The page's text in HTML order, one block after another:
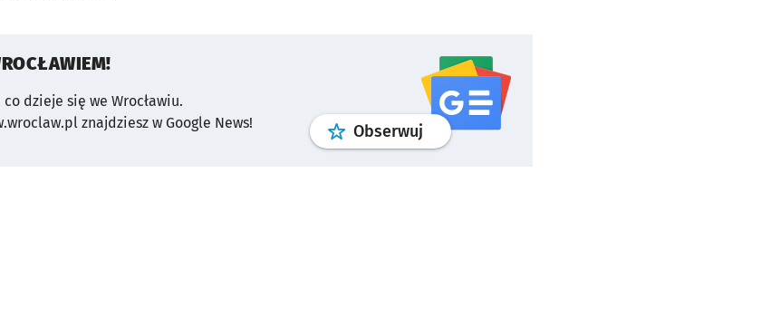
dzieje się we Wrocławiu.
znajdziesz w Google News!
Obserwuj profilgoogle news